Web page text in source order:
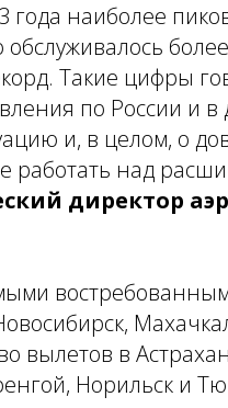
года наиболее
Такие цифры
по России и
и, в целом, о
работать над
директор
вылетов в
Норильск и